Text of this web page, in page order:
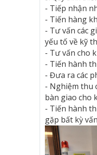
- Tiếp nhận
- Tiến hàng
- Tư vấn các
yếu tố về kỹ
- Tư vấn cho
- Tiến hành
- Đưa ra các
- Nghiệm thu
bàn giao cho
- Tiến hành
gặp bất kỳ